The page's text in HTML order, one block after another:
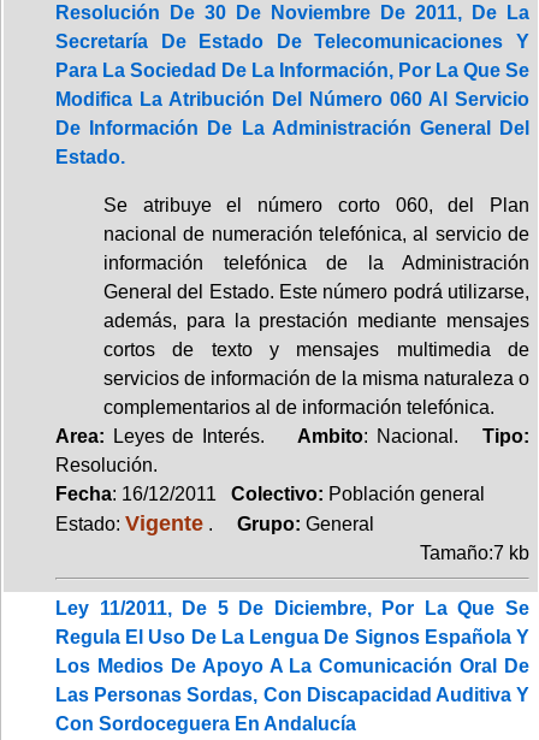
Resolución De 30 De Noviembre De 2011, De La
Secretaría De Estado De Telecomunicaciones Y
Para La Sociedad De La Información, Por La Que Se
Modifica La Atribución Del Número 060 Al Servicio
De Información De La Administración General Del
Estado.
Se atribuye el número corto 060, del Plan
nacional de numeración telefónica, al servicio de
información telefónica de la Administración
General del Estado. Este número podrá utilizarse,
además, para la prestación mediante mensajes
cortos de texto y mensajes multimedia de
servicios de información de la misma naturaleza o
complementarios al de información telefónica.
Area: Leyes de Interés. Ambito: Nacional.Tipo:
Resolución.
Fecha: 16/12/2011 Colectivo: Población general
Estado: Vigente . Grupo: General
Tamaño:7 kb
Ley 11/2011, De 5 De Diciembre, Por La Que Se
Regula El Uso De La Lengua De Signos Española Y
Los Medios De Apoyo A La Comunicación Oral De
Las Personas Sordas, Con Discapacidad Auditiva Y
Con Sordoceguera En Andalucía